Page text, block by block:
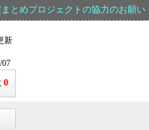
とめプロジェクトの協力のお願い
新
07
0